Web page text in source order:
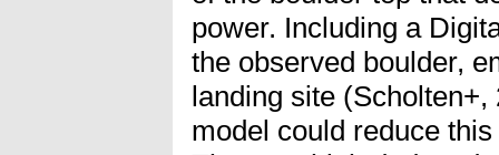
power. Including a
the observed boulder,
landing site
model could reduce